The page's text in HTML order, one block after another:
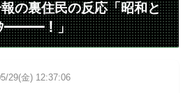
の裏住民の反応「昭和と
ﾀ━━━！」
29(金) 12:37:06